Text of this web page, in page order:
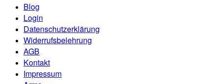
Blog
Login
Datenschutzerklärung
Widerrufsbelehrung
AGB
Kontakt
Impressum